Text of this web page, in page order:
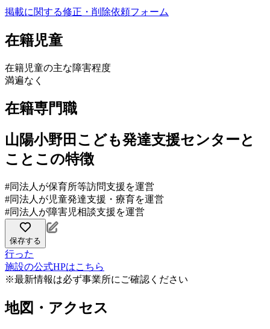
掲載に関する修正・削除依頼フォーム
在籍児童
在籍児童の主な障害程度
満遍なく
在籍専門職
山陽小野田こども発達支援センターと
ことこの特徴
#同法人が保育所等訪問支援を運営
#同法人が児童発達支援・療育を運営
#同法人が障害児相談支援を運営
保存する
行った
施設の公式HPはこちら
※最新情報は必ず事業所にご確認ください
地図・アクセス